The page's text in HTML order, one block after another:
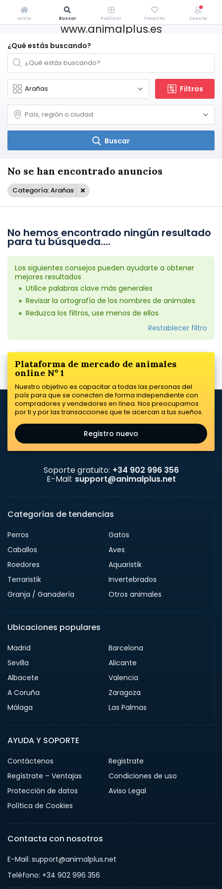
www.animalplus.es
¿Qué estás buscando?
Filtros
Buscar
No se han encontrado anuncios
Categoría: Arañas
No hemos encontrado ningún resultado
para tu búsqueda....
Los siguientes consejos pueden ayudarte a obtener
mejores resultados
Utilice palabras clave más generales
Revisar la ortografía de los nombres de animales
Reduzca los filtros, use menos de ellos
Restablecer filtro
Plataforma de mercado de animales
online Nº 1
Nuestro objetivo es capacitar a todas las personas del
país para que se conecten de forma independiente con
compradores y vendedores en línea. Nos preocupamos
por ti y por las transacciones que te acercan a tus sueños.
Registro nuevo
Soporte gratuito: +34 902 996 356
E-Mail: support@animalplus.net
Categorías de tendencias
Perros
Gatos
Caballos
Aves
Roedores
Aquaristik
Terraristik
Invertebrados
Granja / Ganadería
Otros animales
Ubicaciones populares
Madrid
Barcelona
Sevilla
Alicante
Albacete
Valencia
A Coruña
Zaragoza
Málaga
Las Palmas
AYUDA Y SOPORTE
Contáctenos
Registrate
Regístrate – Ventajas
Condiciones de uso
Protección de datos
Aviso Legal
Política de Cookies
Contacta con nosotros
E-Mail: support@animalplus.net
Teléfono: +34 902 996 356
Inicio Buscar Publicar Favorito Cuenta